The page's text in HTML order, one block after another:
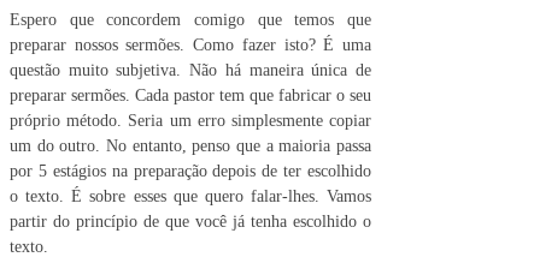
Espero que concordem comigo que temos que
preparar nossos sermões. Como fazer isto? É uma
questão muito subjetiva. Não há maneira única de
preparar sermões. Cada pastor tem que fabricar o seu
próprio método. Seria um erro simplesmente copiar
um do outro. No entanto, penso que a maioria passa
por 5 estágios na preparação depois de ter escolhido
o texto. É sobre esses que quero falar-lhes. Vamos
partir do princípio de que você já tenha escolhido o
texto.